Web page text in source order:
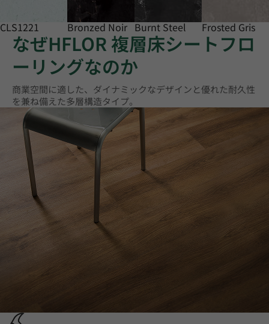
CLS1221 Bronzed Noir Burnt Steel Frosted Gris
なぜHFLOR 複層床シートフロ
ーリングなのか
商業空間に適した、ダイナミックなデザインと優れた耐久性
を兼ね備えた多層構造タイプ。